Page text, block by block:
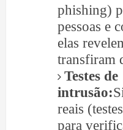
phishing)
pessoas e
elas
transfiram
Testes de
intrusão:
reais
para